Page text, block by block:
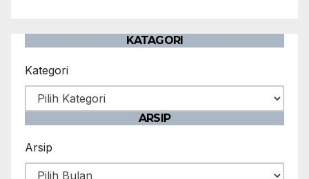
KATAGORI
Kategori
ARSIP
Arsip